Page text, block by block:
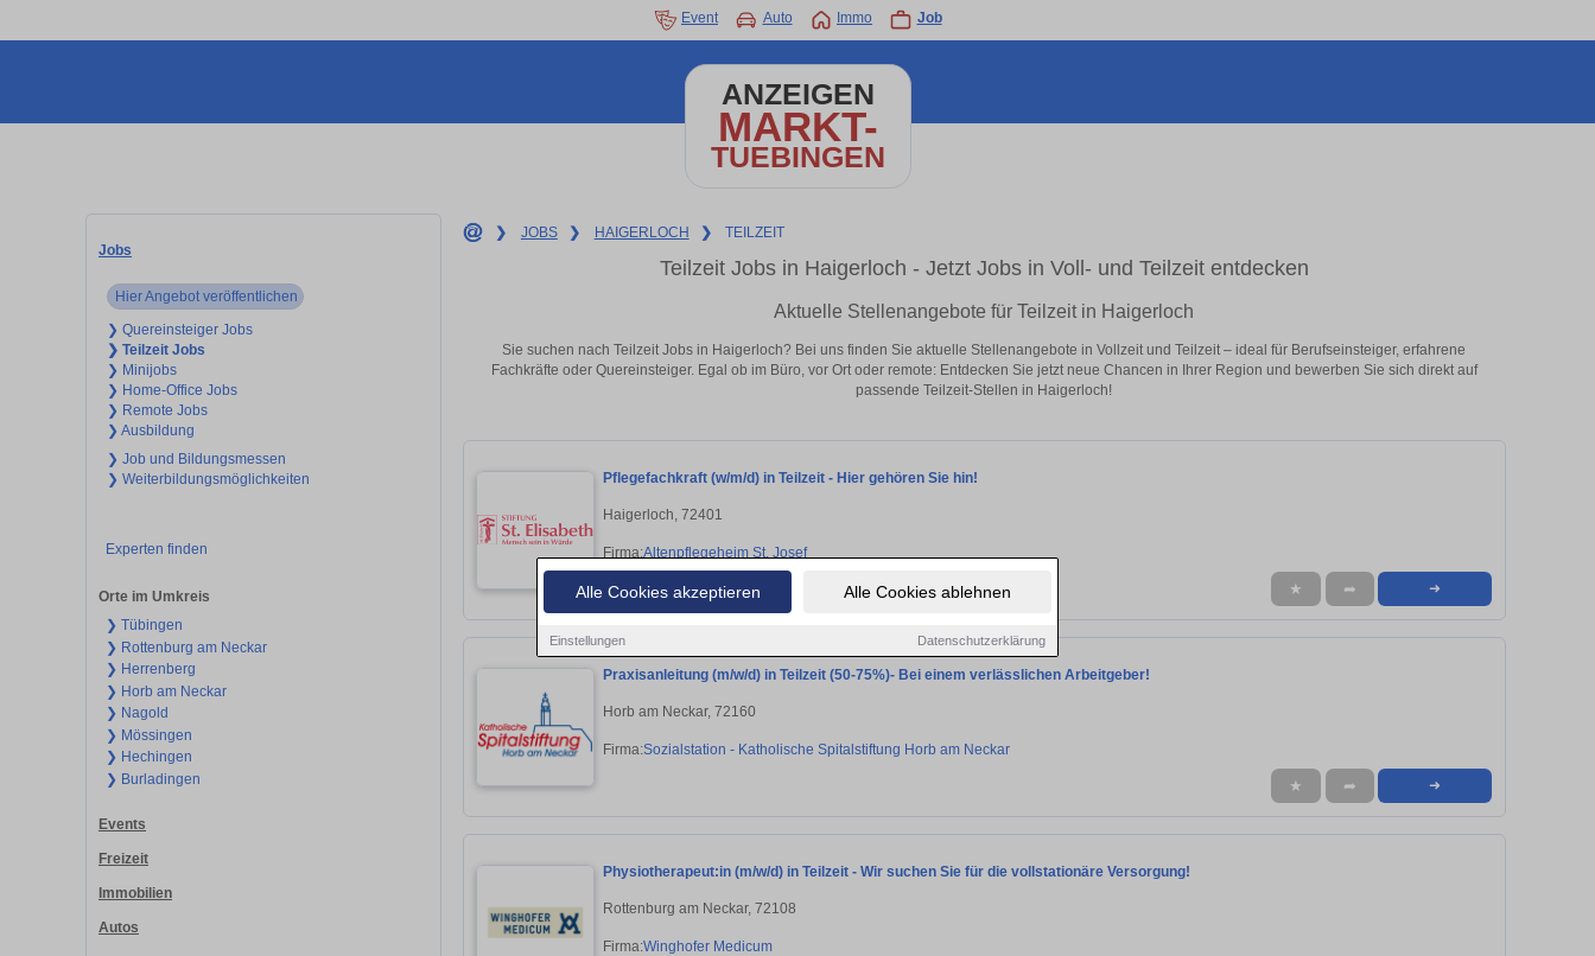
Alle Cookies akzeptieren Alle Cookies ablehnen
Einstellungen Datenschutzerklärung
Event Auto Immo Job
ANZEIGEN
MARKT-
TUEBINGEN
Jobs
Hier Angebot veröffentlichen
❯ Quereinsteiger Jobs
❯ Teilzeit Jobs
❯ Minijobs
❯ Home-Office Jobs
❯ Remote Jobs
❯ Ausbildung
❯ Job und Bildungsmessen
❯ Weiterbildungsmöglichkeiten
Experten finden
Orte im Umkreis
❯ Tübingen
❯ Rottenburg am Neckar
❯ Herrenberg
❯ Horb am Neckar
❯ Nagold
❯ Mössingen
❯ Hechingen
❯ Burladingen
Events
Freizeit
Immobilien
Autos
❯ JOBS ❯ HAIGERLOCH ❯ TEILZEIT
Teilzeit Jobs in Haigerloch - Jetzt Jobs in Voll- und Teilzeit entdecken
Aktuelle Stellenangebote für Teilzeit in Haigerloch
Sie suchen nach Teilzeit Jobs in Haigerloch? Bei uns finden Sie aktuelle Stellenangebote in Vollzeit und Teilzeit – ideal für Berufseinsteiger, erfahrene
Fachkräfte oder Quereinsteiger. Egal ob im Büro, vor Ort oder remote: Entdecken Sie jetzt neue Chancen in Ihrer Region und bewerben Sie sich direkt auf
passende Teilzeit-Stellen in Haigerloch!
Pflegefachkraft (w/m/d) in Teilzeit - Hier gehören Sie hin!
Haigerloch, 72401
Firma:Altenpflegeheim St. Josef
★ ➦ ➜
Praxisanleitung (m/w/d) in Teilzeit (50-75%)- Bei einem verlässlichen Arbeitgeber!
Horb am Neckar, 72160
Firma:Sozialstation - Katholische Spitalstiftung Horb am Neckar
★ ➦ ➜
Physiotherapeut:in (m/w/d) in Teilzeit - Wir suchen Sie für die vollstationäre Versorgung!
Rottenburg am Neckar, 72108
Firma:Winghofer Medicum